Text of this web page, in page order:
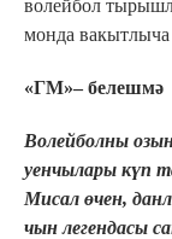
волейбол
монда вакытлыча
«ГМ»– белешмә
Волейболны
уенчылары күп
Мисал өчен,
чын легендасы